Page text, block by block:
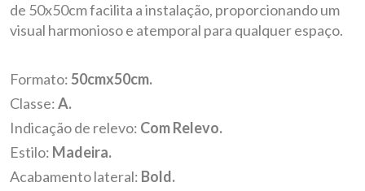
de 50x50cm facilita a instalação, proporcionando um
visual harmonioso e atemporal para qualquer espaço.
Formato:50cmx50cm.
Classe:A.
Indicação de relevo: Com Relevo.
Estilo: Madeira.
Acabamento lateral: Bold.